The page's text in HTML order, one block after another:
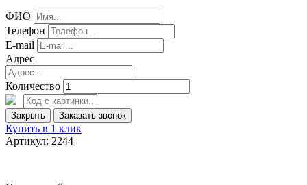
ФИО
Телефон
E-mail
Адрес
Количество
Закрыть Заказать звонок
Купить в 1 клик
Артикул: 2244